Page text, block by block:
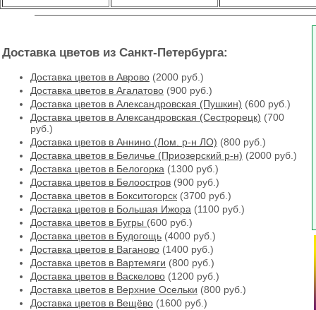
Доставка цветов из Санкт-Петербурга:
Доставка цветов в Аврово (2000 руб.)
Доставка цветов в Агалатово (900 руб.)
Доставка цветов в Александровская (Пушкин) (600 руб.)
Доставка цветов в Александровская (Сестрорецк) (700
руб.)
Доставка цветов в Аннино (Лом. р-н ЛО) (800 руб.)
Доставка цветов в Беличье (Приозерский р-н) (2000 руб.)
Доставка цветов в Белогорка (1300 руб.)
Доставка цветов в Белоостров (900 руб.)
Доставка цветов в Бокситогорск (3700 руб.)
Доставка цветов в Большая Ижора (1100 руб.)
Доставка цветов в Бугры (600 руб.)
Доставка цветов в Будогощь (4000 руб.)
Доставка цветов в Ваганово (1400 руб.)
Доставка цветов в Вартемяги (800 руб.)
Доставка цветов в Васкелово (1200 руб.)
Доставка цветов в Верхние Осельки (800 руб.)
Доставка цветов в Вещёво (1600 руб.)